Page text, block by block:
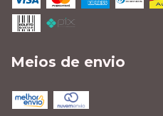
Meios de envio